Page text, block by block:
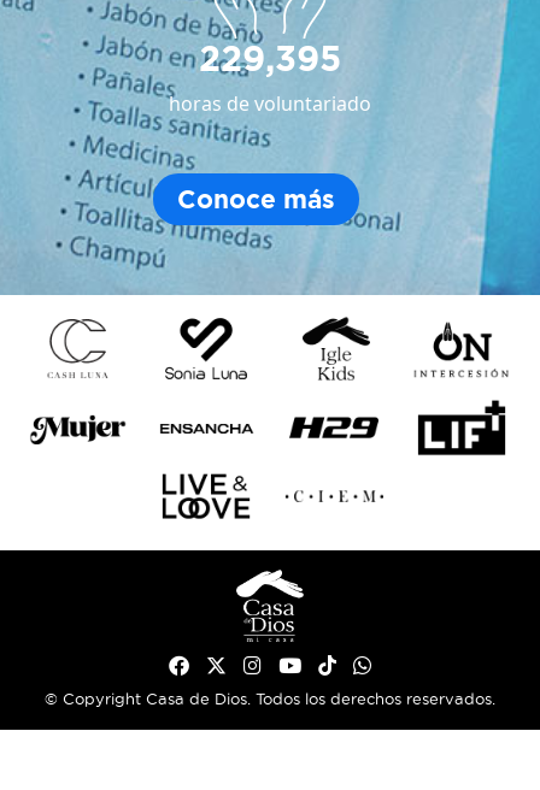
229,395
horas de voluntariado
Conoce más
© Copyright Casa de Dios. Todos los derechos reservados.